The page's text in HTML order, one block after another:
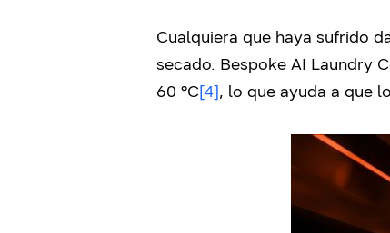
Cualquiera que haya sufrido
secado. Bespoke AI Laundry
60 °C[4], lo que ayuda a que